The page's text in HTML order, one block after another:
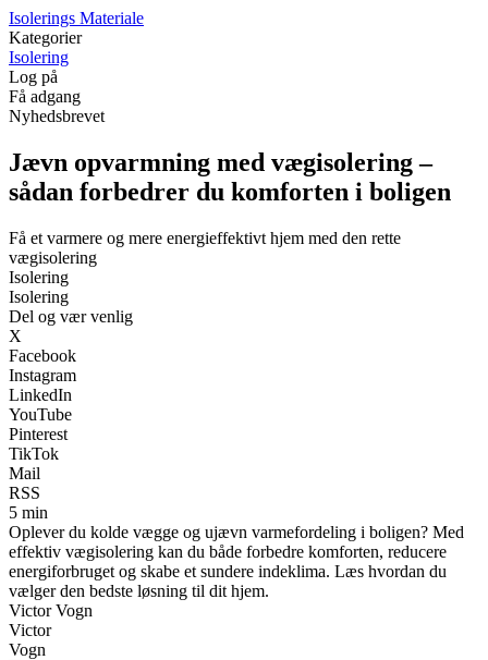
Isolerings Materiale
Kategorier
Isolering
Log på
Få adgang
Nyhedsbrevet
Jævn opvarmning med vægisolering –
sådan forbedrer du komforten i boligen
Få et varmere og mere energieffektivt hjem med den rette
vægisolering
Isolering
Isolering
Del og vær venlig
X
Facebook
Instagram
LinkedIn
YouTube
Pinterest
TikTok
Mail
RSS
5 min
Oplever du kolde vægge og ujævn varmefordeling i boligen? Med
effektiv vægisolering kan du både forbedre komforten, reducere
energiforbruget og skabe et sundere indeklima. Læs hvordan du
vælger den bedste løsning til dit hjem.
Victor Vogn
Victor
Vogn